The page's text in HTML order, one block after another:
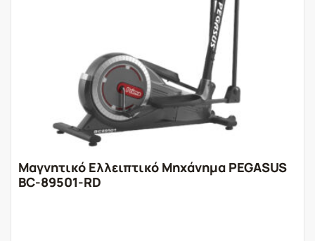
Μαγνητικό Ελλειπτικό Μηχάνημα PEGASUS
BC-89501-RD